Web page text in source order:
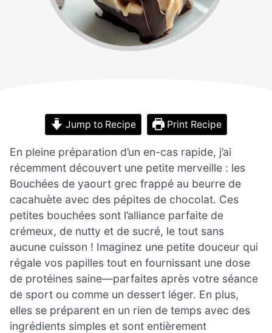
Jump to Recipe Print Recipe
En pleine préparation d’un en-cas rapide, j’ai
récemment découvert une petite merveille : les
Bouchées de yaourt grec frappé au beurre de
cacahuète avec des pépites de chocolat. Ces
petites bouchées sont l’alliance parfaite de
crémeux, de nutty et de sucré, le tout sans
aucune cuisson ! Imaginez une petite douceur qui
régale vos papilles tout en fournissant une dose
de protéines saine—parfaites après votre séance
de sport ou comme un dessert léger. En plus,
elles se préparent en un rien de temps avec des
ingrédients simples et sont entièrement